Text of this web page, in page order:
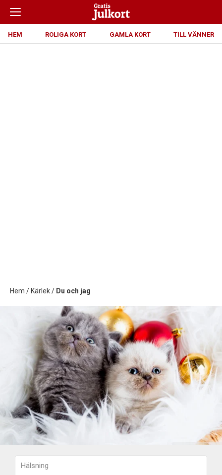
HEM ROLIGA KORT GAMLA KORT TILL VÄNNER
Hem / Kärlek/ Du och jag